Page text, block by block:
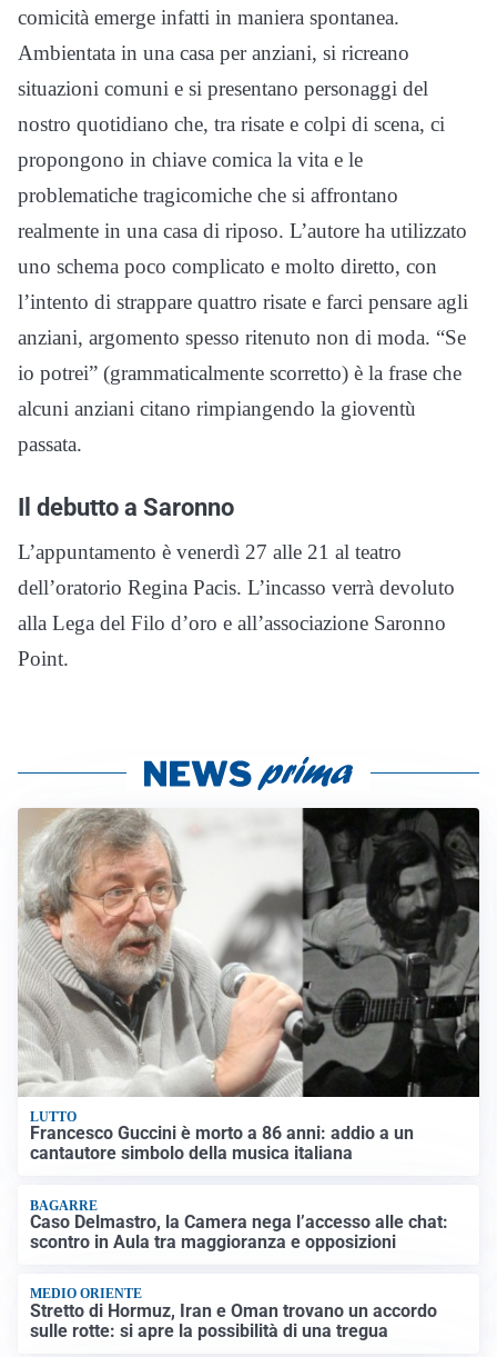
comicità emerge infatti in maniera spontanea.
Ambientata in una casa per anziani, si ricreano
situazioni comuni e si presentano personaggi del
nostro quotidiano che, tra risate e colpi di scena, ci
propongono in chiave comica la vita e le
problematiche tragicomiche che si affrontano
realmente in una casa di riposo. L’autore ha utilizzato
uno schema poco complicato e molto diretto, con
l’intento di strappare quattro risate e farci pensare agli
anziani, argomento spesso ritenuto non di moda. “Se
io potrei” (grammaticalmente scorretto) è la frase che
alcuni anziani citano rimpiangendo la gioventù
passata.
Il debutto a Saronno
L’appuntamento è venerdì 27 alle 21 al teatro
dell’oratorio Regina Pacis. L’incasso verrà devoluto
alla Lega del Filo d’oro e all’associazione Saronno
Point.
LUTTO
Francesco Guccini è morto a 86 anni: addio a un
cantautore simbolo della musica italiana
BAGARRE
Caso Delmastro, la Camera nega l’accesso alle chat:
scontro in Aula tra maggioranza e opposizioni
MEDIO ORIENTE
Stretto di Hormuz, Iran e Oman trovano un accordo
sulle rotte: si apre la possibilità di una tregua